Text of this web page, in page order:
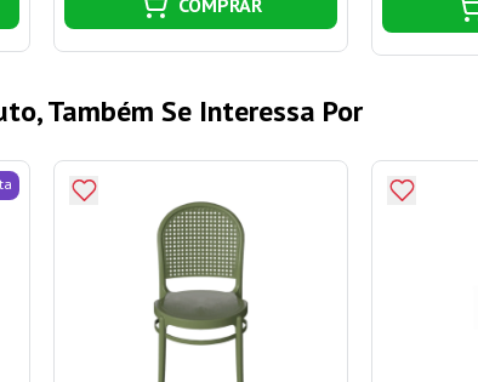
Também Se Interessa Por